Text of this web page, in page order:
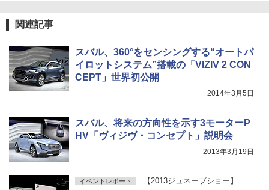
関連記事
スバル、360°をセンシングする“オートパ
イロットシステム”搭載の「VIZIV 2 CON
CEPT」世界初公開
2014年3月5日
スバル、将来の方向性を示す3モーターP
HV「ヴィジヴ・コンセプト」説明会
2013年3月19日
イベントレポート 【2013ジュネーブショー】